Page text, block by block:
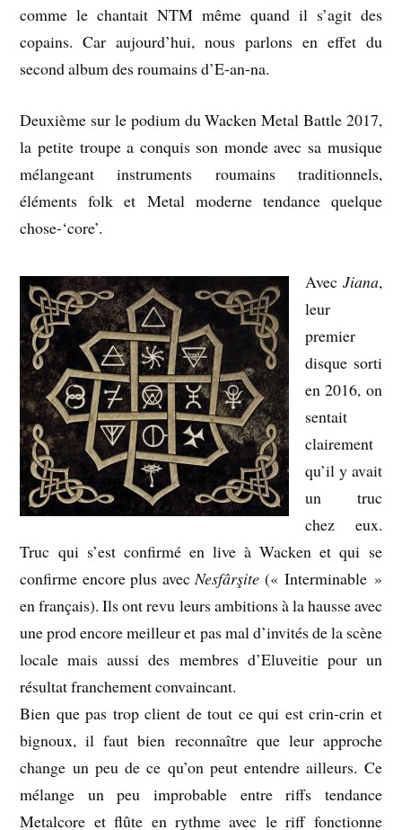
comme le chantait NTM même quand il s’agit des
copains. Car aujourd’hui, nous parlons en effet du
second album des roumains d’E-an-na.
Deuxième sur le podium du Wacken Metal Battle 2017,
la petite troupe a conquis son monde avec sa musique
mélangeant instruments roumains traditionnels,
éléments folk et Metal moderne tendance quelque
chose-‘core’.
Avec Jiana,
leur
premier
disque sorti
en 2016, on
sentait
clairement
qu’il y avait
un truc
chez eux.
Truc qui s’est confirmé en live à Wacken et qui se
confirme encore plus avecNesfârşite (« Interminable »
en français). Ils ont revu leurs ambitions à la hausse avec
une prod encore meilleur et pas mal d’invités de la scène
locale mais aussi des membres d’Eluveitie pour un
résultat franchement convaincant.
Bien que pas trop client de tout ce qui est crin-crin et
bignoux, il faut bien reconnaître que leur approche
change un peu de ce qu’on peut entendre ailleurs. Ce
mélange un peu improbable entre riffs tendance
Metalcore et flûte en rythme avec le riff fonctionne